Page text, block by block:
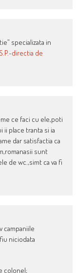
specializata in
directia de
ce faci cu ele,poti
ii place tranta si ia
dar satisfactia ca
sunt
de wc.,simt ca va fi
campaniile
niciodata
colonel;